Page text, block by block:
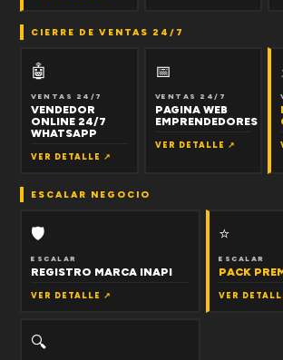
CIERRE DE VENTAS 24/7
🤖
VENTAS 24/7
VENDEDOR
ONLINE 24/7
WHATSAPP
VER DETALLE ↗
📅
VENTAS 24/7
PAGINA WEB
EMPRENDEDORES
VER DETALLE ↗
ESCALAR NEGOCIO
🛡
ESCALAR
REGISTRO MARCA INAPI
VER DETALLE ↗
⭐
ESCALAR
PACK
VER
🔍